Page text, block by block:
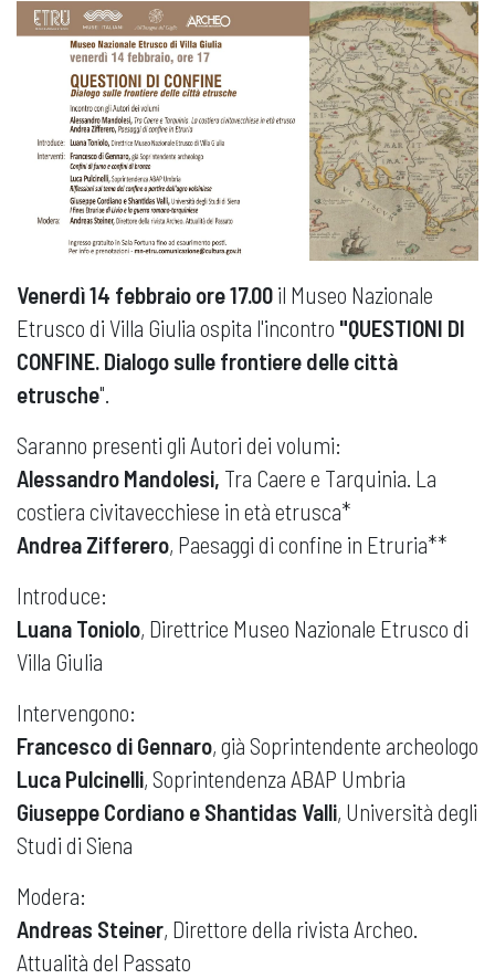
Venerdì 14 febbraio ore 17.00 il Museo Nazionale
Etrusco di Villa Giulia ospita l'incontro "QUESTIONI DI
CONFINE. Dialogo sulle frontiere delle città
etrusche".
Saranno presenti gli Autori dei volumi:
Alessandro Mandolesi, Tra Caere e Tarquinia. La
costiera civitavecchiese in età etrusca*
Andrea Zifferero, Paesaggi di confine in Etruria**
Introduce:
Luana Toniolo, Direttrice Museo Nazionale Etrusco di
Villa Giulia
Intervengono:
Francesco di Gennaro, già Soprintendente archeologo
Luca Pulcinelli, Soprintendenza ABAP Umbria
Giuseppe Cordiano e Shantidas Valli, Università degli
Studi di Siena
Modera:
Andreas Steiner, Direttore della rivista Archeo.
Attualità del Passato